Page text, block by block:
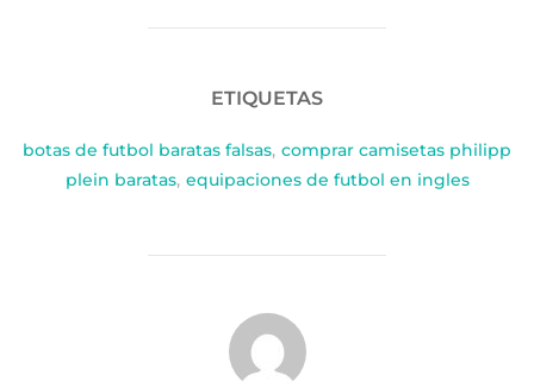
ETIQUETAS
botas de futbol baratas falsas, comprar camisetas philipp
plein baratas, equipaciones de futbol en ingles
AUTOR DE LA PUBLICACIÓN